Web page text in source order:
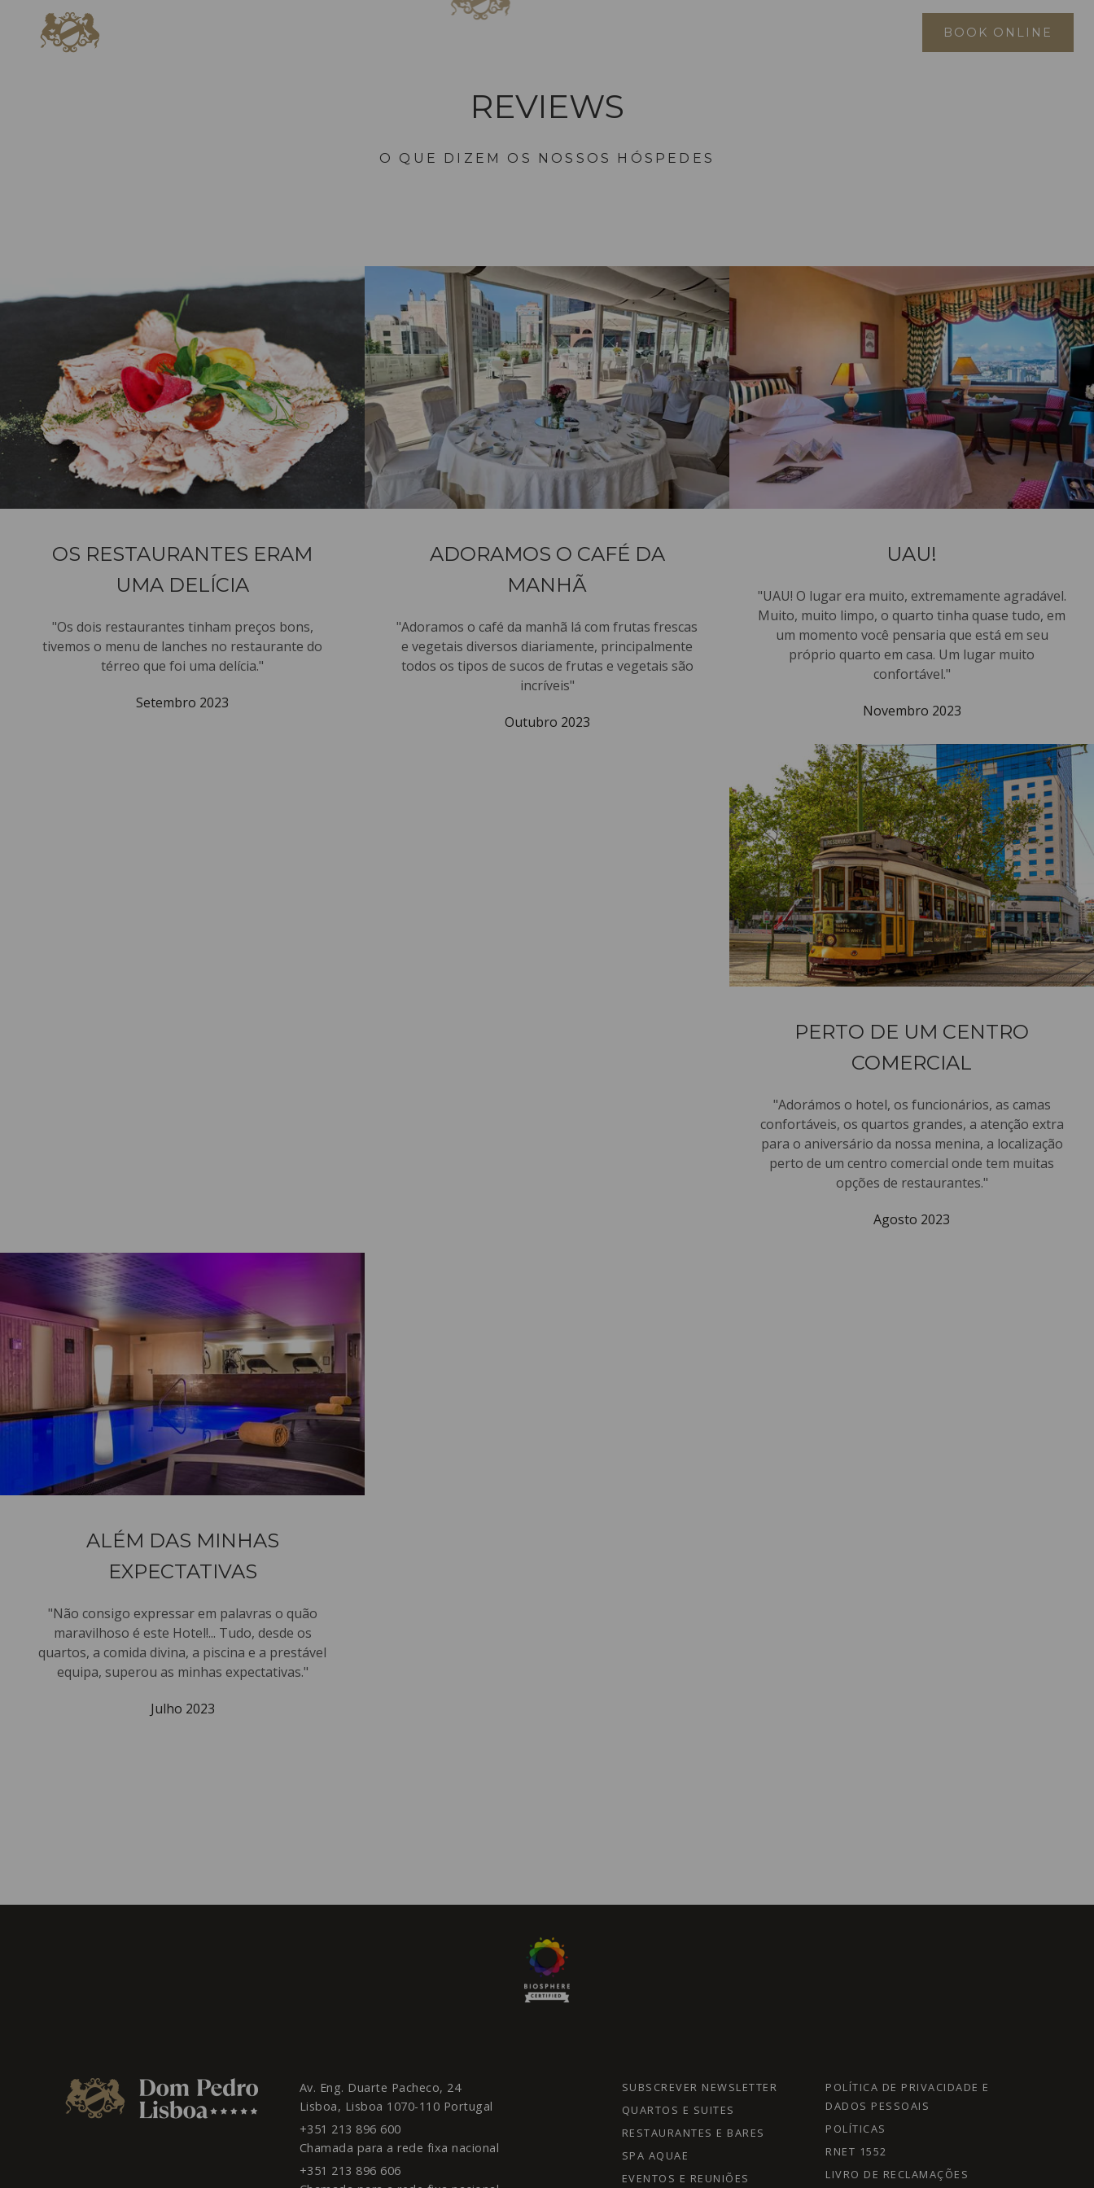
BOOK ONLINE
REVIEWS
O QUE DIZEM OS NOSSOS HÓSPEDES
OS RESTAURANTES ERAM
UMA DELÍCIA
"Os dois restaurantes tinham preços bons,
tivemos o menu de lanches no restaurante do
térreo que foi uma delícia."
Setembro 2023
ADORAMOS O CAFÉ DA
MANHÃ
"Adoramos o café da manhã lá com frutas frescas
e vegetais diversos diariamente, principalmente
todos os tipos de sucos de frutas e vegetais são
incríveis"
Outubro 2023
UAU!
"UAU! O lugar era muito, extremamente agradável.
Muito, muito limpo, o quarto tinha quase tudo, em
um momento você pensaria que está em seu
próprio quarto em casa. Um lugar muito
confortável."
Novembro 2023
PERTO DE UM CENTRO
COMERCIAL
"Adorámos o hotel, os funcionários, as camas
confortáveis, os quartos grandes, a atenção extra
para o aniversário da nossa menina, a localização
perto de um centro comercial onde tem muitas
opções de restaurantes."
Agosto 2023
ALÉM DAS MINHAS
EXPECTATIVAS
"Não consigo expressar em palavras o quão
maravilhoso é este Hotel!... Tudo, desde os
quartos, a comida divina, a piscina e a prestável
equipa, superou as minhas expectativas."
Julho 2023
Av. Eng. Duarte Pacheco, 24
Lisboa, Lisboa 1070-110 Portugal
+351 213 896 600
Chamada para a rede fixa nacional
+351 213 896 606
SUBSCREVER NEWSLETTER
QUARTOS E SUITES
RESTAURANTES E BARES
SPA AQUAE
EVENTOS E REUNIÕES
POLÍTICA DE PRIVACIDADE E
DADOS PESSOAIS
POLÍTICAS
RNET 1552
LIVRO DE RECLAMAÇÕES